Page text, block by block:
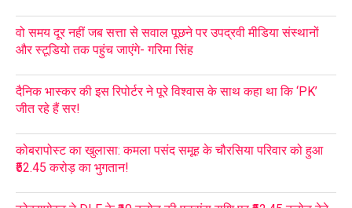
वो समय दूर नहीं जब सत्ता से सवाल पूछने पर उपद्रवी मीडिया संस्थानों
और स्टूडियो तक पहुंच जाएंगे- गरिमा सिंह
दैनिक भास्कर की इस रिपोर्टर ने पूरे विश्वास के साथ कहा था कि ‘PK’
जीत रहे हैं सर!
कोबरापोस्ट का खुलासा: कमला पसंद समूह के चौरसिया परिवार को हुआ
₹52.45 करोड़ का भुगतान!